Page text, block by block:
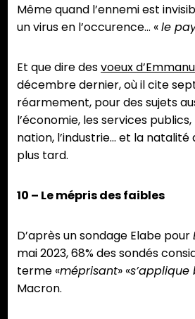
Même quand l’ennemi est
un virus en l’occurence… «le
Et que dire desvoeux
décembre dernier, où il cite
réarmement, pour des sujets
l’économie, les services publics,
nation, l’industrie… et la natalité
plus tard.
10 – Le mépris des faibles
D’après un sondage Elabe pour
mai 2023, 68% des sondés
terme «méprisant» «s’applique
Macron.